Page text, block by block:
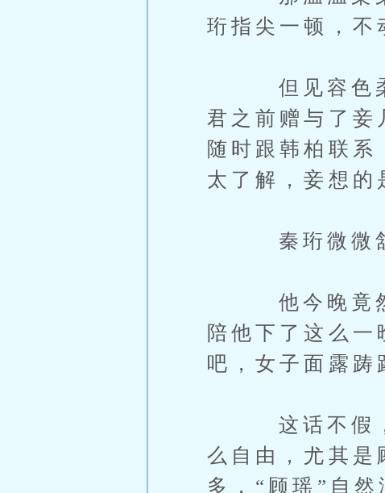
珩指尖一顿，不
但见容色柔和
君之前赠与了妾
随时跟韩柏联系
太了解，妾想的
秦珩微微颔
他今晚竟然这
陪他下了这么一
吧，女子面露踌
这话不假，
么自由，尤其是
多，“顾瑶”自然